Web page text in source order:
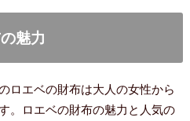
魅力
ロエベの財布は大人の女性から
。ロエベの財布の魅力と人気の